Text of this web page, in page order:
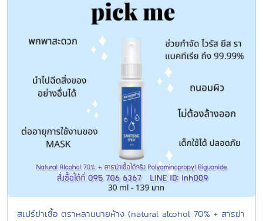
สเปร์ฆ่าเชื้อ ตราหลานนายห้าง (natural alcohol 70% + สารฆ่า